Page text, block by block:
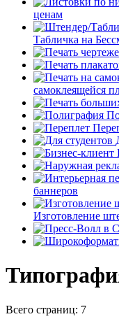
ценам
Табличка на
самоклеящейся
баннеров
Изготовление
Всего страниц: 7